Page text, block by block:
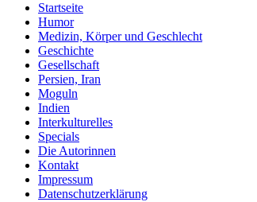
Startseite
Humor
Medizin, Körper und Geschlecht
Geschichte
Gesellschaft
Persien, Iran
Moguln
Indien
Interkulturelles
Specials
Die Autorinnen
Kontakt
Impressum
Datenschutzerklärung